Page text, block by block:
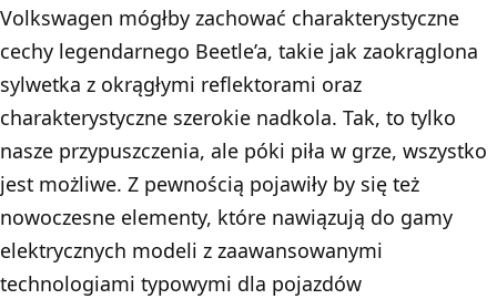
Volkswagen mógłby zachować charakterystyczne
cechy legendarnego Beetle’a, takie jak zaokrąglona
sylwetka z okrągłymi reflektorami oraz
charakterystyczne szerokie nadkola. Tak, to tylko
nasze przypuszczenia, ale póki piła w grze, wszystko
jest możliwe. Z pewnością pojawiły by się też
nowoczesne elementy, które nawiązują do gamy
elektrycznych modeli z zaawansowanymi
technologiami typowymi dla pojazdów